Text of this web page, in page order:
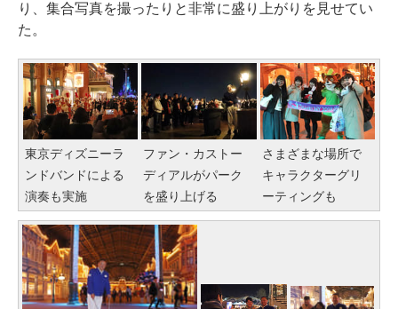
り、集合写真を撮ったりと非常に盛り上がりを見せてい
た。
東京ディズニーラ
ンドバンドによる
演奏も実施
ファン・カストー
ディアルがパーク
を盛り上げる
さまざまな場所で
キャラクターグリ
ーティングも